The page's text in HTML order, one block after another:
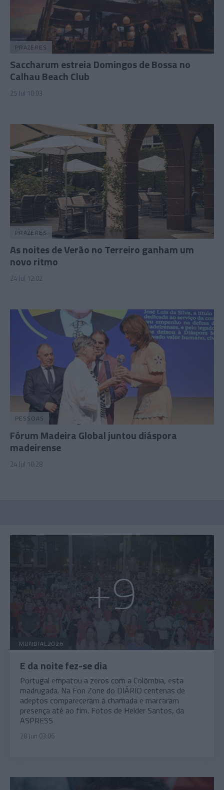
PRAZERES
Saccharum estreia Domingos de Bossa no
Calhau Beach Club
25 Jul 10:03
PRAZERES
As noites de Verão no Terreiro ganham um
novo ritmo
24 Jul 12:02
PESSOAS
Fórum Madeira Global juntou diáspora
madeirense
24 Jul 10:28
+9
MUNDIAL2026
E da noite fez-se dia
Portugal empatou a zeros com a Colômbia, esta
madrugada. Na Fon Zone do DIÁRIO centenas de
adeptos compareceram à chamada e marcaram
presença até ao fim. Fotos de Helder Santos, da
ASPRESS
28 Jun 03:06